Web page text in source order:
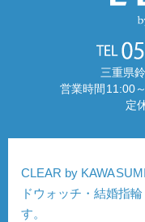
三重県
営業時間11:00
定
CLEAR by
ドウォッチ・結婚指
す。